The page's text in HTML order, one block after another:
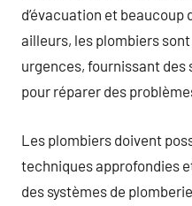
d’évacuation et beaucoup
ailleurs, les plombiers
urgences, fournissant
pour réparer des
Les plombiers doivent
techniques approfondies
des systèmes de